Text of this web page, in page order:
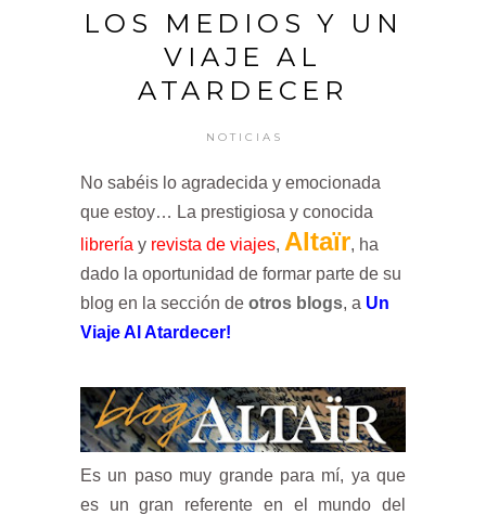
LOS MEDIOS Y UN
VIAJE AL
ATARDECER
NOTICIAS
No sabéis lo agradecida y emocionada
que estoy… La prestigiosa y conocida
librería y revista de viajes, Altaïr, ha
dado la oportunidad de formar parte de su
blog en la sección de otros blogs, a Un
Viaje Al Atardecer!
Es un paso muy grande para mí, ya que
es un gran referente en el mundo del